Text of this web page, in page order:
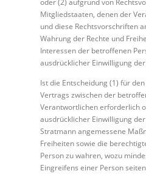
Mitgliedstaaten, denen der
und diese Rechtsvorschriften
Wahrung der Rechte und
Interessen der betroffenen
ausdrücklicher Einwilligung
Ist die Entscheidung (1) für
Vertrags zwischen der
Verantwortlichen erforderlich
ausdrücklicher Einwilligung
Stratmann angemessene
Freiheiten sowie die
Person zu wahren, wozu
Eingreifens einer Person